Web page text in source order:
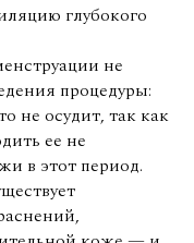
глубокого
не
процедуры:
не осудит, так как
ее не
в этот период.